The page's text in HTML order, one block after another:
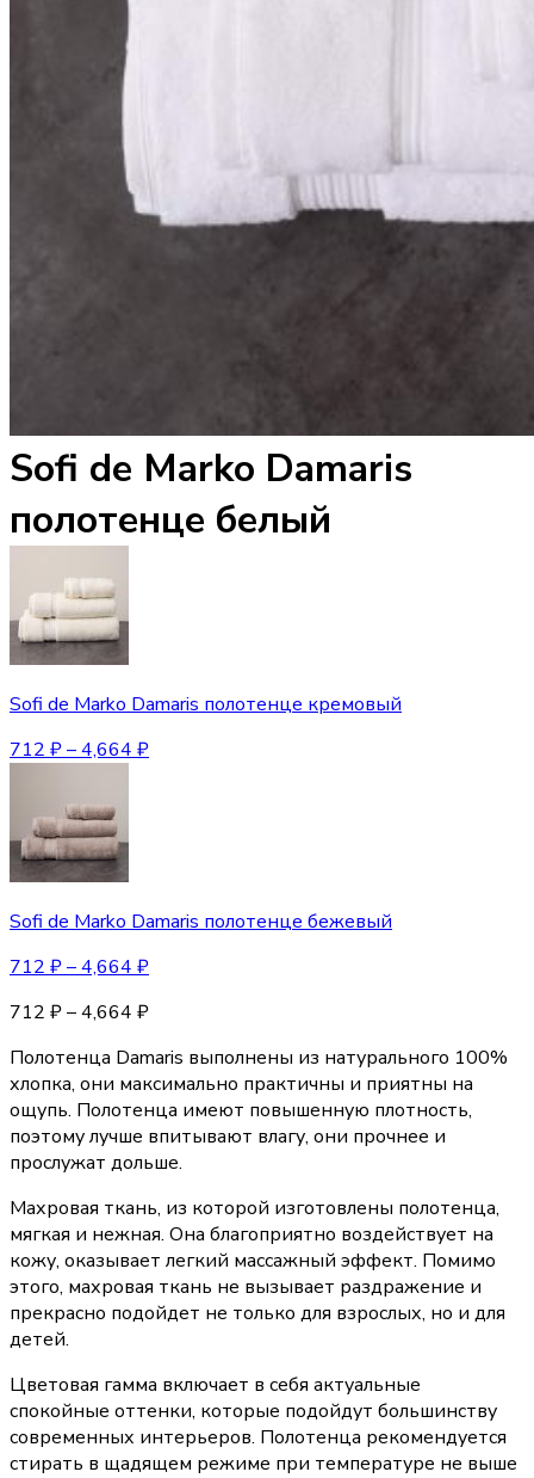
Sofi de Marko Damaris
полотенце белый
Sofi de Marko Damaris полотенце кремовый
712 ₽–4,664 ₽
Sofi de Marko Damaris полотенце бежевый
712 ₽–4,664 ₽
712 ₽–4,664 ₽
Полотенца Damaris выполнены из натурального 100%
хлопка, они максимально практичны и приятны на
ощупь. Полотенца имеют повышенную плотность,
поэтому лучше впитывают влагу, они прочнее и
прослужат дольше.
Махровая ткань, из которой изготовлены полотенца,
мягкая и нежная. Она благоприятно воздействует на
кожу, оказывает легкий массажный эффект. Помимо
этого, махровая ткань не вызывает раздражение и
прекрасно подойдет не только для взрослых, но и для
детей.
Цветовая гамма включает в себя актуальные
спокойные оттенки, которые подойдут большинству
современных интерьеров. Полотенца рекомендуется
стирать в щадящем режиме при температуре не выше